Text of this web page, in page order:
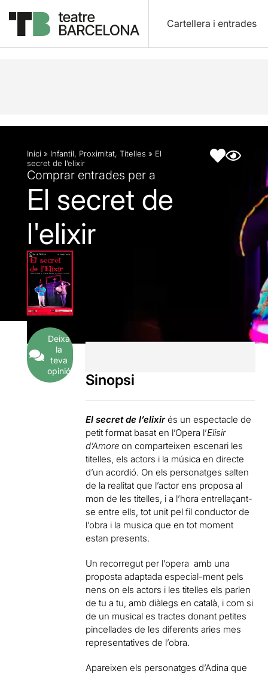
Cartellera i entrades
Descripció Fitxa artística
Inici » Infantil, Proximitat, Titelles » El
secret de l’elixir
Comprar entrades per a
El secret de
l'elixir
Deixa
la
teva
opinió
Sinopsi
El secret de l’elixirés un espectacle de
petit format basat en l’Opera l’Elisir
d’Amore on comparteixen escenari les
titelles, els actors i la música en directe
d’un acordió. On els personatges salten
de la realitat que l’actor ens proposa al
mon de les titelles, i a l’hora entrellaçant-
se entre ells, tot unit pel fil conductor de
l’obra i la musica que en tot moment
estan presents.
Un recorregut per l’opera amb una
proposta adaptada especial-ment pels
nens on els actors i les titelles els parlen
de tu a tu, amb diàlegs en català, i com si
de un musical es tractes donant petites
pincellades de les diferents aries mes
representatives de l’obra.
Apareixen els personatges d’Adina que